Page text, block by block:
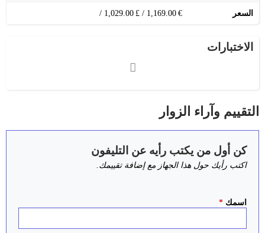
السعر € 1,169.00 / £ 1,029.00 /
الاختبارات
التقييم وآراء الزوار
كن أول من يكتب رأيه عن التليفون
اكتب رأيك حول هذا الجهاز مع إضافة تقييمك.
اسمك *